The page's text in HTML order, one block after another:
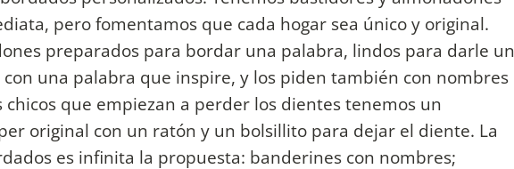
pero fomentamos que cada hogar sea único y original.
preparados para bordar una palabra, lindos para darle un
una palabra que inspire, y los piden también con nombres
chicos que empiezan a perder los dientes tenemos un
original con un ratón y un bolsillito para dejar el diente. La
es infinita la propuesta: banderines con nombres;